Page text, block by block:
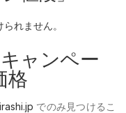
れません。
ャンペー
格
でのみ見つけるこ